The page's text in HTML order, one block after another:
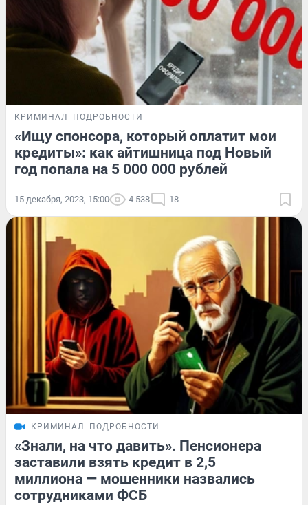
КРИМИНАЛ ПОДРОБНОСТИ
«Ищу спонсора, который оплатит мои
кредиты»: как айтишница под Новый
год попала на 5 000 000 рублей
15 декабря, 2023, 15:00 4 538 18
КРИМИНАЛ ПОДРОБНОСТИ
«Знали, на что давить». Пенсионера
заставили взять кредит в 2,5
миллиона — мошенники назвались
сотрудниками ФСБ